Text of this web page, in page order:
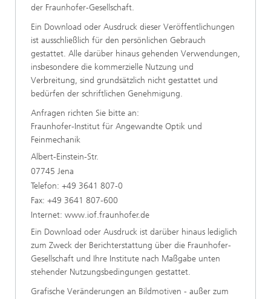
der Fraunhofer-Gesellschaft.
Ein Download oder Ausdruck dieser Veröffentlichungen
ist ausschließlich für den persönlichen Gebrauch
gestattet. Alle darüber hinaus gehenden Verwendungen,
insbesondere die kommerzielle Nutzung und
Verbreitung, sind grundsätzlich nicht gestattet und
bedürfen der schriftlichen Genehmigung.
Anfragen richten Sie bitte an:
Fraunhofer-Institut für Angewandte Optik und
Feinmechanik
Albert-Einstein-Str.
07745 Jena
Telefon: +49 3641 807-0
Fax: +49 3641 807-600
Internet: www.iof.fraunhofer.de
Ein Download oder Ausdruck ist darüber hinaus lediglich
zum Zweck der Berichterstattung über die Fraunhofer-
Gesellschaft und Ihre Institute nach Maßgabe unten
stehender Nutzungsbedingungen gestattet.
Grafische Veränderungen an Bildmotiven - außer zum